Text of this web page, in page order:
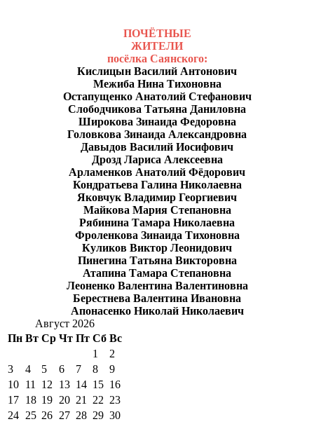
ПОЧЁТНЫЕ
ЖИТЕЛИ
посёлка Саянского:
Кислицын Василий Антонович
Межиба Нина Тихоновна
Остапущенко Анатолий Стефанович
Слободчикова Татьяна Даниловна
Широкова Зинаида Федоровна
Головкова Зинаида Александровна
Давыдов Василий Иосифович
Дрозд Лариса Алексеевна
Арламенков Анатолий Фёдорович
Кондратьева Галина Николаевна
Яковчук Владимир Георгиевич
Майкова Мария Степановна
Рябинина Тамара Николаевна
Фроленкова Зинаида Тихоновна
Куликов Виктор Леонидович
Пинегина Татьяна Викторовна
Атапина Тамара Степановна
Леоненко Валентина Валентиновна
Берестнева Валентина Ивановна
Апонасенко Николай Николаевич
Август 2026
Пн Вт Ср Чт Пт Сб Вс
1
2
3
4 5 6 7 8
9
10 11 12 13 14 15 16
17 18 19 20 21 22 23
24 25 26 27 28 29 30